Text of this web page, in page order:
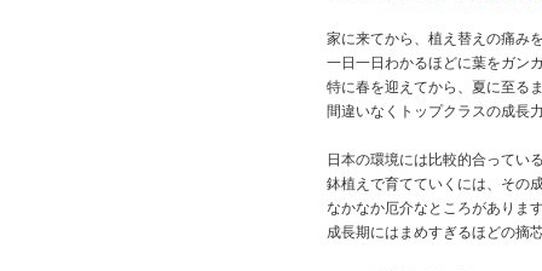
家に来てから、植え替えの痛み
一日一日わかるほどに葉をガン
特に春を迎えてから、夏に至る
間違いなくトップクラスの成長
日本の環境には比較的合ってい
鉢植えで育てていくには、その
なかなか厄介なところがありま
成長期にはまめすぎるほどの摘